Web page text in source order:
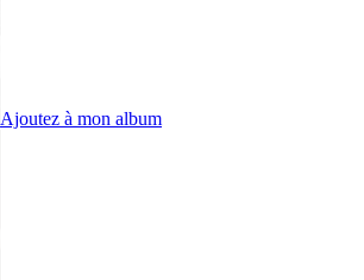
Ajoutez à mon album